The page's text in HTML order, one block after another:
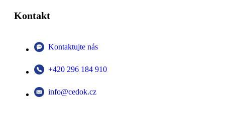
Kontakt
Kontaktujte nás
+420 296 184 910
info@cedok.cz